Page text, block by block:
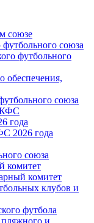
союзе
союза
футбольного
обеспечения,
союза
КФС
года
2026 года
союза
комитет
комитет
клубов и
футбола
и